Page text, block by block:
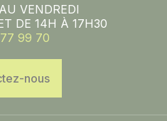
VENDREDI
DE 14H À 17H30
99 70
nous